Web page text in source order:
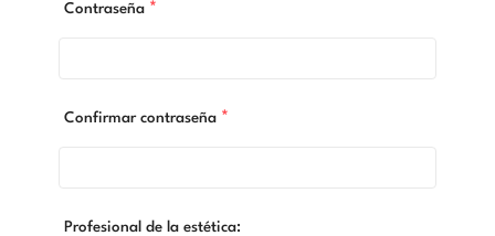
Contraseña *
Confirmar contraseña *
Profesional de la estética: